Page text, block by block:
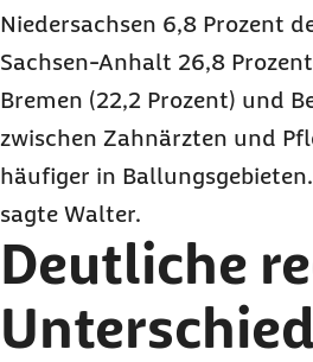
Niedersachsen 6,8 Prozent
Sachsen-Anhalt 26,8
Bremen (22,2 Prozent) und
zwischen Zahnärzten und
häufiger in
sagte Walter.
Deutliche